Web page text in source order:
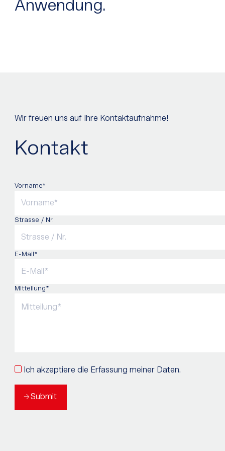
Anwendung.
Wir freuen uns auf Ihre Kontaktaufnahme!
Kontakt
Vorname*
Strasse / Nr.
E-Mail*
Mitteilung*
Ich akzeptiere die Erfassung meiner Daten.
Submit